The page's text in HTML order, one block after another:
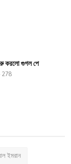
করলো গুগল পে
278
ইমরান